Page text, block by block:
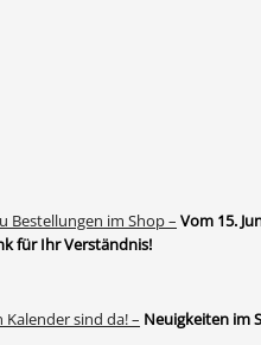
Bestellungen im Shop – Vom 15.
für Ihr Verständnis!
Kalender sind da! – Neuigkeiten im